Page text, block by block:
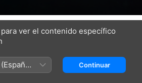
ver el contenido específico
Continuar